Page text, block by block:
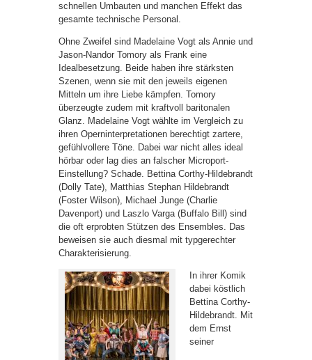
schnellen Umbauten und manchen Effekt das
gesamte technische Personal.
Ohne Zweifel sind Madelaine Vogt als Annie und
Jason-Nandor Tomory als Frank eine
Idealbesetzung. Beide haben ihre stärksten
Szenen, wenn sie mit den jeweils eigenen
Mitteln um ihre Liebe kämpfen. Tomory
überzeugte zudem mit kraftvoll baritonalen
Glanz. Madelaine Vogt wählte im Vergleich zu
ihren Operninterpretationen berechtigt zartere,
gefühlvollere Töne. Dabei war nicht alles ideal
hörbar oder lag dies an falscher Microport-
Einstellung? Schade. Bettina Corthy-Hildebrandt
(Dolly Tate), Matthias Stephan Hildebrandt
(Foster Wilson), Michael Junge (Charlie
Davenport) und Laszlo Varga (Buffalo Bill) sind
die oft erprobten Stützen des Ensembles. Das
beweisen sie auch diesmal mit typgerechter
Charakterisierung.
In ihrer Komik
dabei köstlich
Bettina Corthy-
Hildebrandt. Mit
dem Ernst
seiner